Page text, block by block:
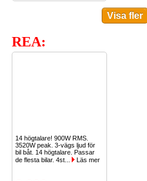
REA:
14 högtalare! 900W RMS.
3520W peak. 3-vägs ljud för
bil båt. 14 högtalare. Passar
de flesta bilar. 4st...
Läs mer